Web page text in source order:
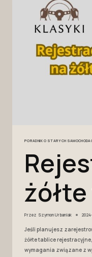
PORADNIK O STARYCH
Przez Szymon Urbaniak
Jeśli planujesz
żółte tablice
wymagania związane z